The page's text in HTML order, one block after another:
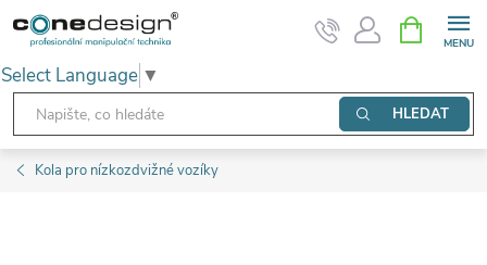
Přejít
obsah
Select Language ▼
HLEDAT
NÁKUPNÍ
KOŠÍK
Kola pro nízkozdvižné vozíky